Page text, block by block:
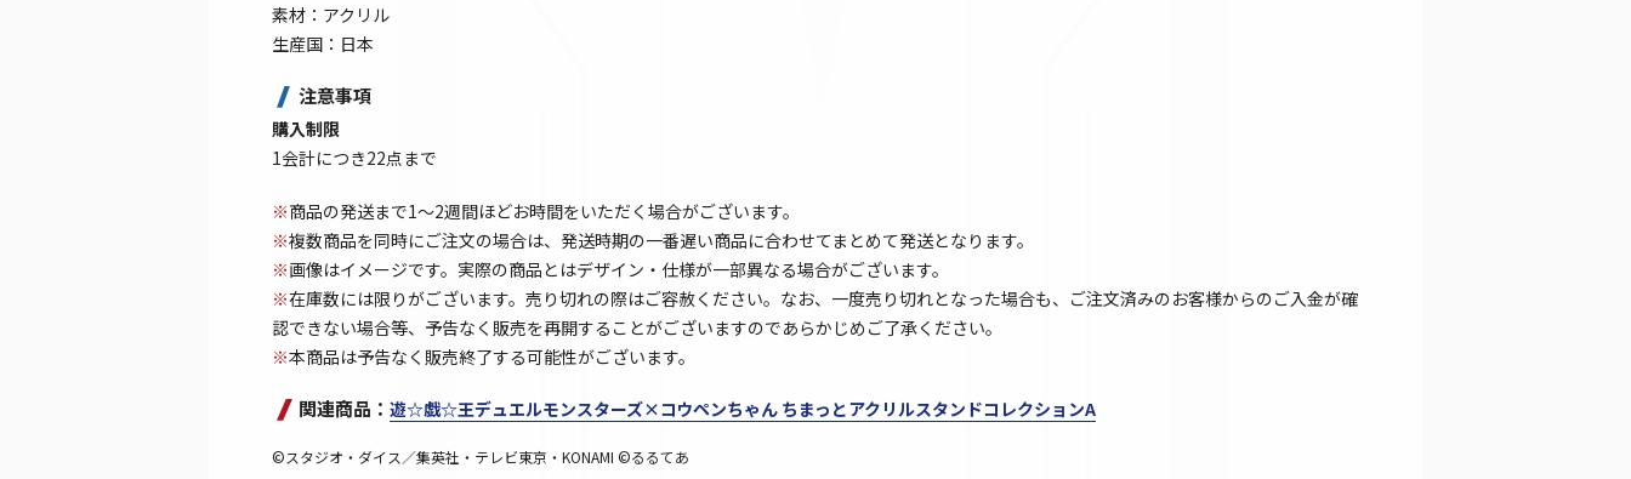
素材：アクリル
生産国：日本
注意事項
購入制限
1会計につき22点まで
※商品の発送まで1～2週間ほどお時間をいただく場合がございます。
※複数商品を同時にご注文の場合は、発送時期の一番遅い商品に合わせてまとめて発送となります。
※画像はイメージです。実際の商品とはデザイン・仕様が一部異なる場合がございます。
※在庫数には限りがございます。売り切れの際はご容赦ください。なお、一度売り切れとなった場合も、ご注文済みのお客様からのご入金が確
認できない場合等、予告なく販売を再開することがございますのであらかじめご了承ください。
※本商品は予告なく販売終了する可能性がございます。
関連商品： 遊☆戯☆王デュエルモンスターズ×コウペンちゃん ちまっとアクリルスタンドコレクションA
©スタジオ・ダイス／集英社・テレビ東京・KONAMI ©るるてあ